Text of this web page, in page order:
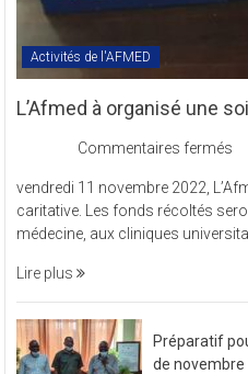
Activités de l'AFMED
L’Afmed à organisé une
Commentaires fermés
à
vendredi 11 novembre 2022,
caritative. Les fonds récoltés
médecine, aux cliniques
Lire plus
Préparatif
de novembre